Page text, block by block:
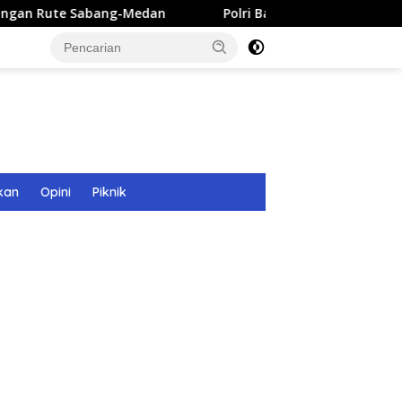
Polri Bangun 40 Titik Sumur Bor untuk Warga
Opini Piknik